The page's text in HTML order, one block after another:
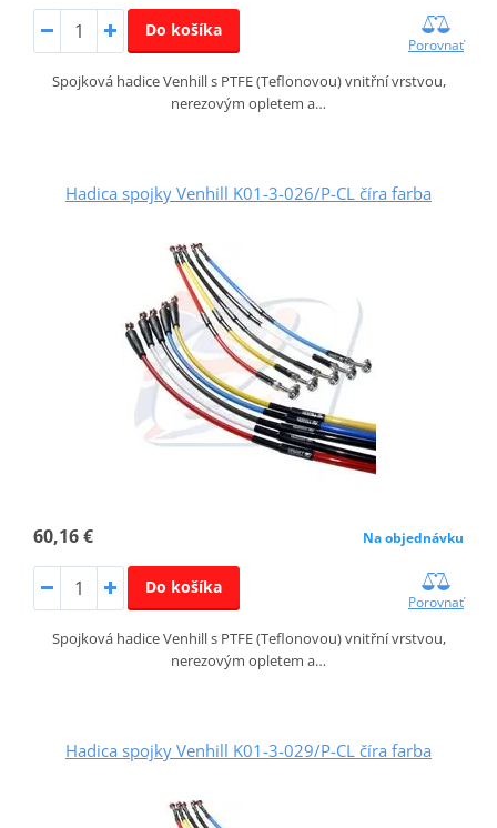
Do košíka
Porovnať
Spojková hadice Venhill s PTFE (Teflonovou) vnitřní vrstvou,
nerezovým opletem a…
Hadica spojky Venhill K01-3-026/P-CL číra farba
60,16 € Na objednávku
Do košíka
Porovnať
Spojková hadice Venhill s PTFE (Teflonovou) vnitřní vrstvou,
nerezovým opletem a…
Hadica spojky Venhill K01-3-029/P-CL číra farba